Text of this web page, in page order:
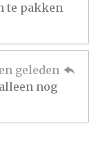
te pakken
geleden
nog